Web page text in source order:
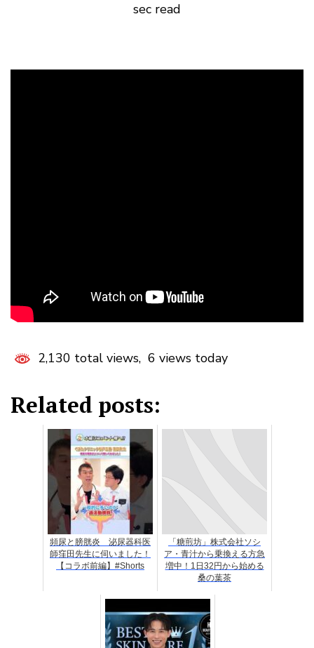
sec read
2,130 total views, 6 views today
Related posts:
頻尿と膀胱炎 泌尿器科医
師窪田先生に伺いました！
【コラボ前編】#Shorts
「糖煎坊」株式会社ソシ
ア・青汁から乗換える方急
増中！1日32円から始める
桑の葉茶